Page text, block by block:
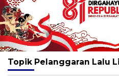
Topik Pelanggaran Lalu